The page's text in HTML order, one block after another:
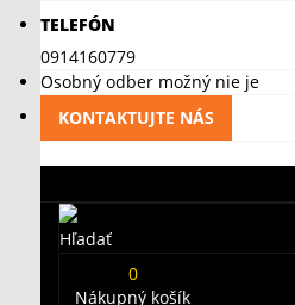
TELEFÓN
0914160779
Osobný odber možný nie je
KONTAKTUJTE NÁS
Hľadať
0
Nákupný košík